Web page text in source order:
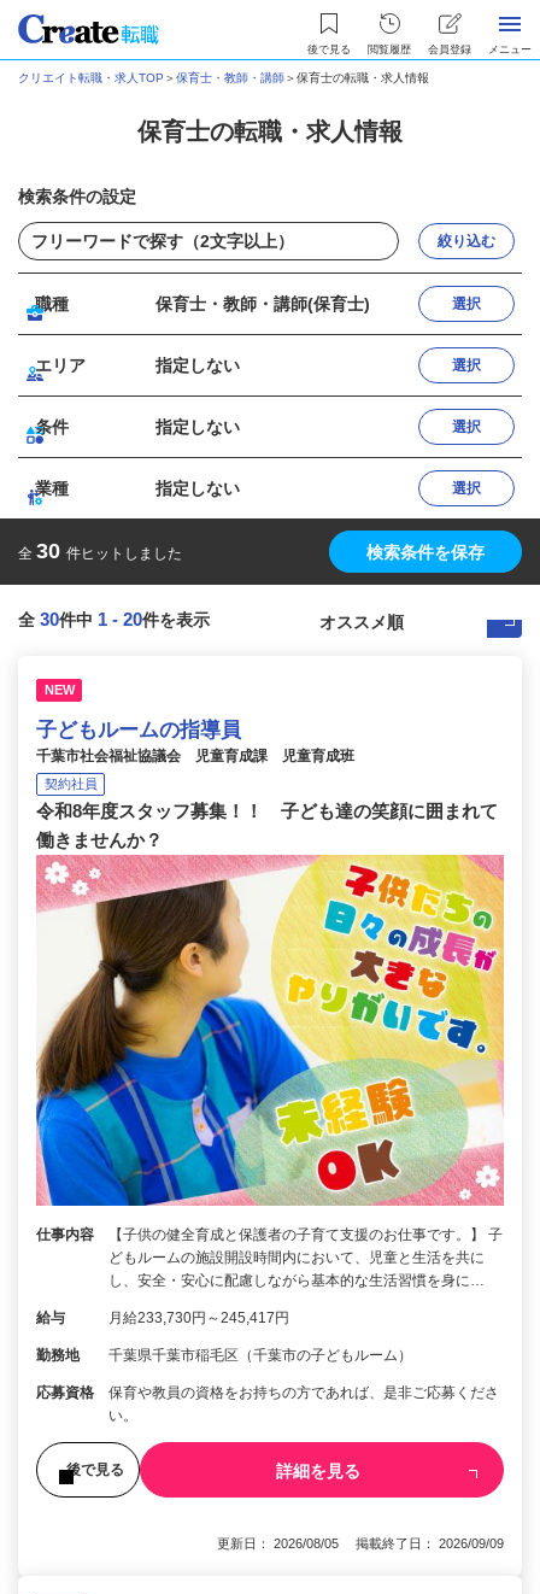
後で見る 閲覧履歴 会員登録 メニュー
クリエイト転職・求人TOP ＞保育士・教師・講師＞保育士の転職・求人情報
保育士の転職・求人情報
検索条件の設定
絞り込む
職種 保育士・教師・講師(保育士) 選択
エリア 指定しない 選択
条件 指定しない 選択
業種 指定しない 選択
全 30 件ヒットしました 検索条件を保存
全 30件中 1 - 20件を表示
NEW
子どもルームの指導員
千葉市社会福祉協議会 児童育成課 児童育成班
契約社員
令和8年度スタッフ募集！！ 子ども達の笑顔に囲まれて
働きませんか？
仕事内容
【子供の健全育成と保護者の子育て支援のお仕事です。】 子
どもルームの施設開設時間内において、児童と生活を共に
し、安全・安心に配慮しながら基本的な生活習慣を身に…
給与 月給233,730円～245,417円
勤務地 千葉県千葉市稲毛区（千葉市の子どもルーム）
応募資格
保育や教員の資格をお持ちの方であれば、是非ご応募くださ
い。
後で見る 詳細を見る
更新日： 2026/08/05 掲載終了日： 2026/09/09